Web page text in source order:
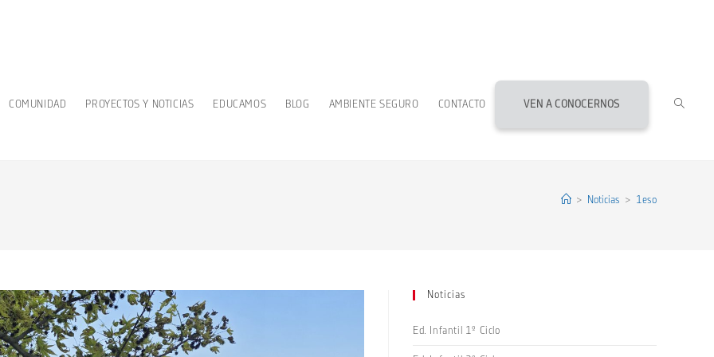
COMUNIDAD PROYECTOS Y NOTICIAS EDUCAMOS BLOG AMBIENTE SEGURO CONTACTO VEN A CONOCERNOS
> Noticias > 1eso
Noticias
Ed. Infantil 1º Ciclo